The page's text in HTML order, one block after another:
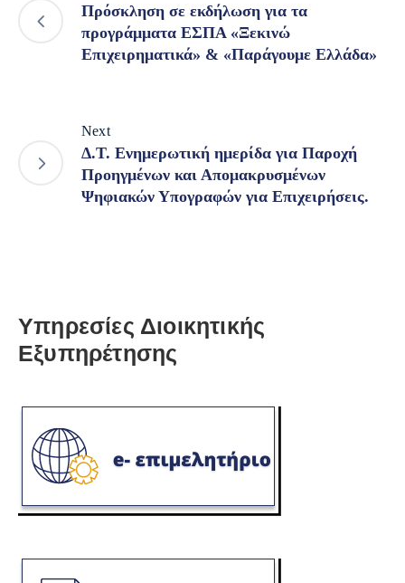
Πρόσκληση σε εκδήλωση για τα
προγράμματα ΕΣΠΑ «Ξεκινώ
Επιχειρηματικά» & «Παράγουμε Ελλάδα»
Next
Δ.Τ. Ενημερωτική ημερίδα για Παροχή
Προηγμένων και Απομακρυσμένων
Ψηφιακών Υπογραφών για Επιχειρήσεις.
Υπηρεσίες Διοικητικής
Εξυπηρέτησης